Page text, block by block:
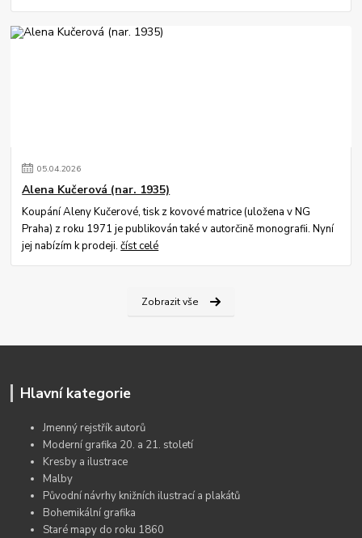
05.04.2026
Alena Kučerová (nar. 1935)
Koupání Aleny Kučerové, tisk z kovové matrice (uložena v NG
Praha) z roku 1971 je publikován také v autorčině monografii. Nyní
jej nabízím k prodeji.číst celé
Zobrazit vše
Hlavní kategorie
Jmenný rejstřík autorů
Moderní grafika 20. a 21. století
Kresby a ilustrace
Malby
Původní návrhy knižních ilustrací a plakátů
Bohemikální grafika
Staré mapy do roku 1860